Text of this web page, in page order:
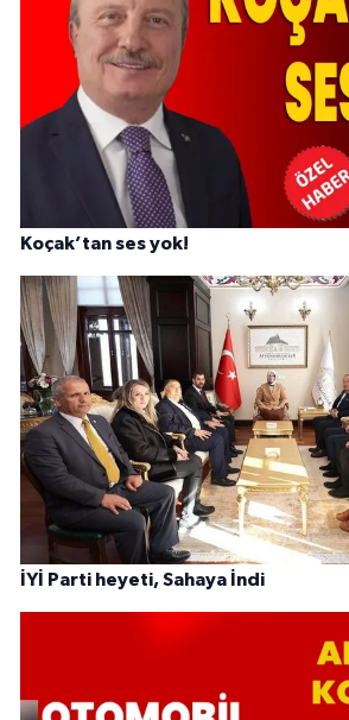
Koçak’tan ses yok!
İYİ Parti heyeti, Sahaya İndi